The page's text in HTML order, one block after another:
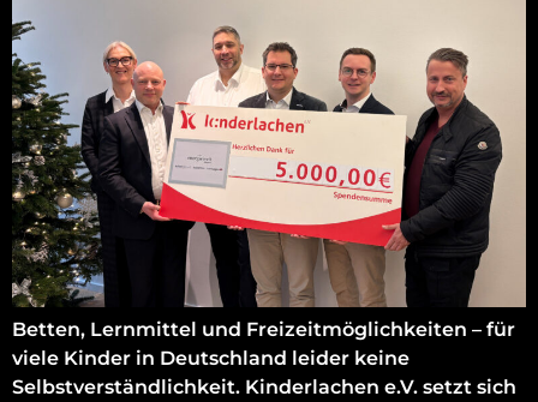
Betten, Lernmittel und Freizeitmöglichkeiten – für
viele Kinder in Deutschland leider keine
Selbstverständlichkeit. Kinderlachen e.V. setzt sich